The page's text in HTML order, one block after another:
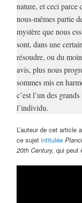
nature, et ceci parce
nous-mêmes partie
mystère que nous
sont, dans une
résoudre, ou du
avis, plus nous
sommes mis en
c’est l’un des
l’individu.
L’auteur de cet article
ce sujetintitulée
20th Century, qui peut